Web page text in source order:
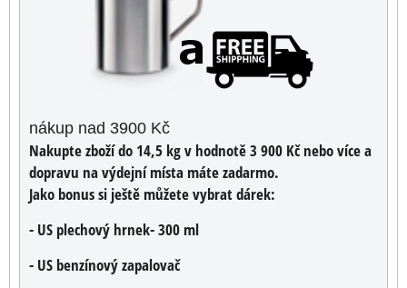
nákup nad 3900 Kč
Nakupte zboží do 14,5 kg v hodnotě 3 900 Kč nebo více a
dopravu na výdejní místa máte zadarmo.
Jako bonus si ještě můžete vybrat dárek:
- US plechový hrnek- 300 ml
- US benzínový zapalovač